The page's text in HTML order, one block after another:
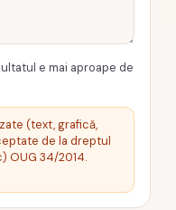
e mai aproape de
(text, grafică,
de la dreptul
OUG 34/2014.